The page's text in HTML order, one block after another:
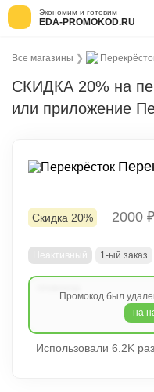
Экономим и готовим
EDA-PROMOKOD.RU
Все магазины ❯
СКИДКА 20% на
или приложение
Скидка 20% 2000
Неактивный 1-ый заказ
Промокод был
на
Использовали 6.2K